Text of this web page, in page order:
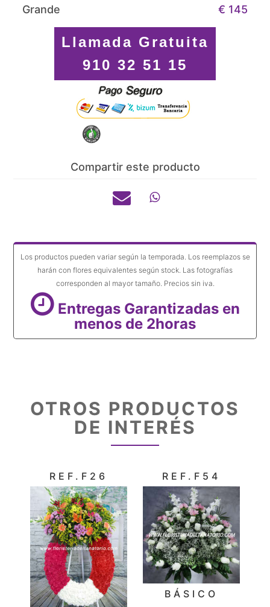
Grande
€ 145
Llamada Gratuita
910 32 51 15
Compartir este producto
Los productos pueden variar según la temporada. Los reemplazos se
harán con flores equivalentes según stock. Las fotografías
corresponden al mayor tamaño. Precios sin iva.
Entregas Garantizadas en
menos de 2horas
OTROS PRODUCTOS
DE INTERÉS
REF.F26 REF.F54
BÁSICO